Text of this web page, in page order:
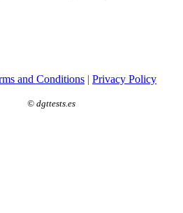
and Conditions | Privacy Policy
© dgttests.es